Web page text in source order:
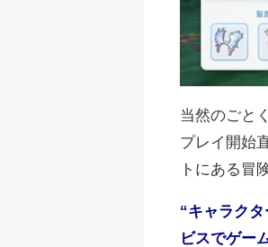
当然のごと
プレイ開始
トにある冒
“キャラク
ビスでゲー